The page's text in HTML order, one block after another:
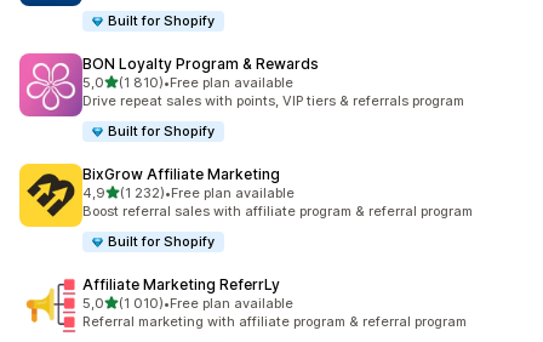
Built for Shopify
BON Loyalty Program & Rewards
5,0/ 5 tähteä
(1 810)
1810 arvostelua yhteensä
•Free plan available
Drive repeat sales with points, VIP tiers & referrals program
Built for Shopify
BixGrow Affiliate Marketing
4,9/ 5 tähteä
(1 232)
1232 arvostelua yhteensä
•Free plan available
Boost referral sales with affiliate program & referral program
Built for Shopify
Affiliate Marketing ReferrLy
5,0/ 5 tähteä
(1 010)
1010 arvostelua yhteensä
•Free plan available
Referral marketing with affiliate program & referral program